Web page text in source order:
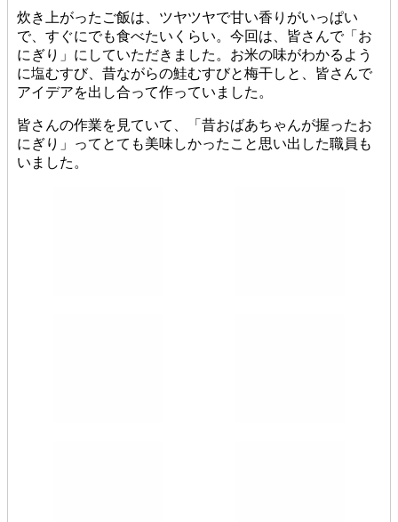
炊き上がったご飯は、ツヤツヤで甘い香りがいっぱい
で、すぐにでも食べたいくらい。今回は、皆さんで「お
にぎり」にしていただきました。お米の味がわかるよう
に塩むすび、昔ながらの鮭むすびと梅干しと、皆さんで
アイデアを出し合って作っていました。
皆さんの作業を見ていて、「昔おばあちゃんが握ったお
にぎり」ってとても美味しかったこと思い出した職員も
いました。